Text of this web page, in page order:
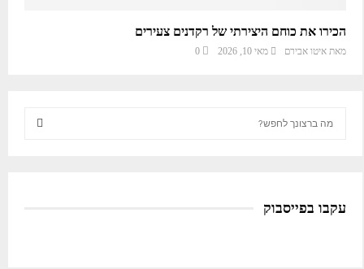
הכירו את כוחם היצירתי של רקדנים צעירים
מאת איטו אבירם מאי 10, 2026 0
עקבו בפייסבוק